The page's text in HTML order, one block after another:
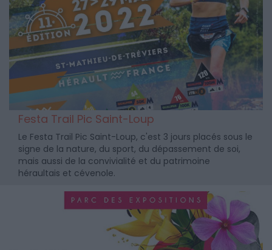
Festa Trail Pic Saint-Loup
Le Festa Trail Pic Saint-Loup, c'est 3 jours placés sous le
signe de la nature, du sport, du dépassement de soi,
mais aussi de la convivialité et du patrimoine
héraultais et cévenole.